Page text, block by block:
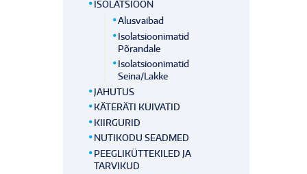
ISOLATSIOON
Alusvaibad
Isolatsioonimatid
Põrandale
Isolatsioonimatid
Seina/lakke
JAHUTUS
KÄTERÄTI KUIVATID
KIIRGURID
NUTIKODU SEADMED
PEEGLIKÜTTEKILED JA
TARVIKUD